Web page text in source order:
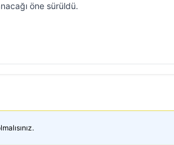
öne sürüldü.